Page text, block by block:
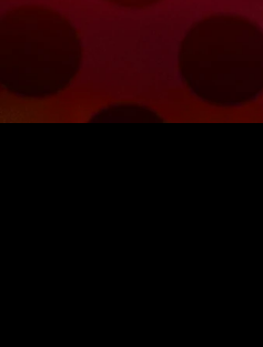
FAQ™ Dual LED Panel
POPOLARE